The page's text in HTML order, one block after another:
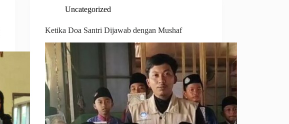
Uncategorized
Ketika Doa Santri Dijawab dengan Mushaf